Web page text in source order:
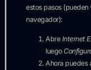
estos pasos (pueden
navegador):
AbreInternet
luego
Ahora puedes